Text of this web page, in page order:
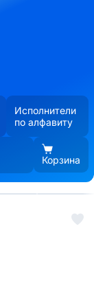
Исполнители
по алфавиту
Корзина